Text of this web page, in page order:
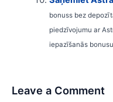
bonuss bez
piedzīvojumu ar
iepazīšanās
Leave a Comment